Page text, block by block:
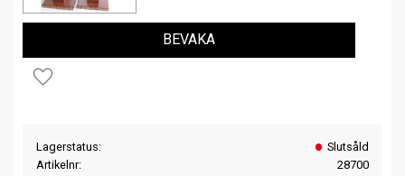
Lägg till i favoriter
BEVAKA
Lagerstatus
Slutsåld
Artikelnr
28700